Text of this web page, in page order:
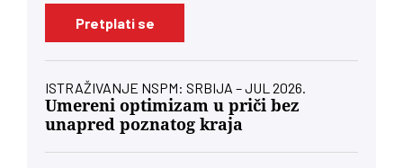
Pretplati se
ISTRAŽIVANJE NSPM: SRBIJA – JUL 2026.
Umereni optimizam u priči bez
unapred poznatog kraja